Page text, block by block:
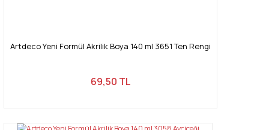
Artdeco Yeni Formül Akrilik Boya 140 ml 3651 Ten Rengi
69,50 TL